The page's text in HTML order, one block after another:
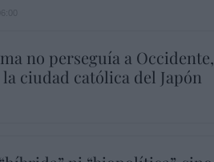
no perseguía a Occidente,
ciudad católica del Japón